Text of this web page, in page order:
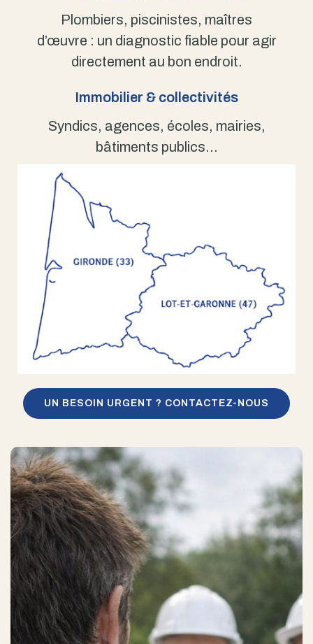
Plombiers, piscinistes, maîtres
d’œuvre : un diagnostic fiable pour agir
directement au bon endroit.
Immobilier & collectivités
Syndics, agences, écoles, mairies,
bâtiments publics…
UN BESOIN URGENT ? CONTACTEZ-NOUS